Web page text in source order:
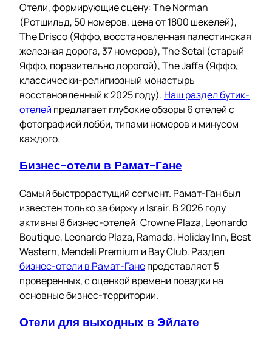
Отели, формирующие сцену: The Norman
(Ротшильд, 50 номеров, цена от 1800 шекелей),
The Drisco (Яффо, восстановленная палестинская
железная дорога, 37 номеров), The Setai (старый
Яффо, поразительно дорогой), The Jaffa (Яффо,
классически-религиозный монастырь
восстановленный к 2025 году). Наш раздел бутик-
отелей предлагает глубокие обзоры 6 отелей с
фотографией лобби, типами номеров и минусом
каждого.
Бизнес-отели в Рамат-Гане
Самый быстрорастущий сегмент. Рамат-Ган был
известен только за биржу и Israir. В 2026 году
активны 8 бизнес-отелей: Crowne Plaza, Leonardo
Boutique, Leonardo Plaza, Ramada, Holiday Inn, Best
Western, Mendeli Premium и Bay Club. Раздел
бизнес-отели в Рамат-Ганепредставляет 5
проверенных, с оценкой времени поездки на
основные бизнес-территории.
Отели для выходных в Эйлате